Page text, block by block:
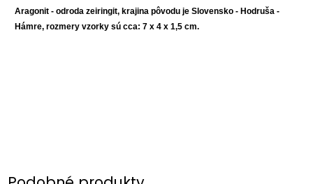
Aragonit - odroda zeiringit, krajina pôvodu je Slovensko - Hodruša -
Hámre, rozmery vzorky sú cca: 7 x 4 x 1,5 cm.